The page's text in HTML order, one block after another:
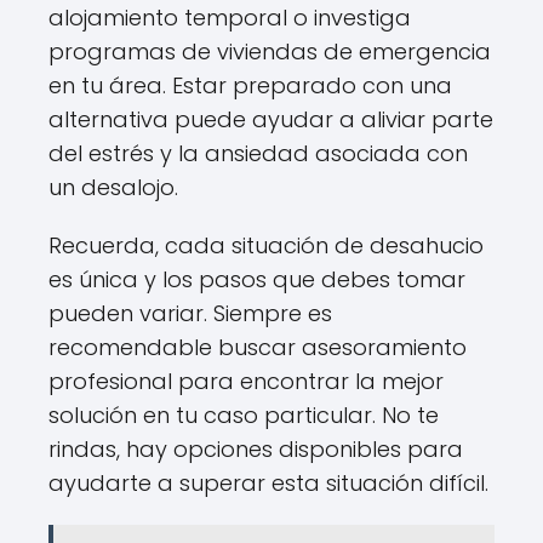
alojamiento temporal o investiga
programas de viviendas de emergencia
en tu área. Estar preparado con una
alternativa puede ayudar a aliviar parte
del estrés y la ansiedad asociada con
un desalojo.
Recuerda, cada situación de desahucio
es única y los pasos que debes tomar
pueden variar. Siempre es
recomendable buscar asesoramiento
profesional para encontrar la mejor
solución en tu caso particular. No te
rindas, hay opciones disponibles para
ayudarte a superar esta situación difícil.